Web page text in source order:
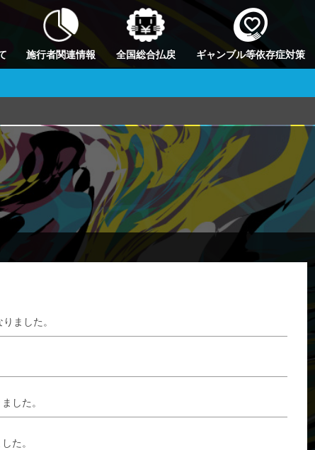
施行者関連情報 全国総合払戻 ギャンブル等依存症対策
ました。
した。
た。